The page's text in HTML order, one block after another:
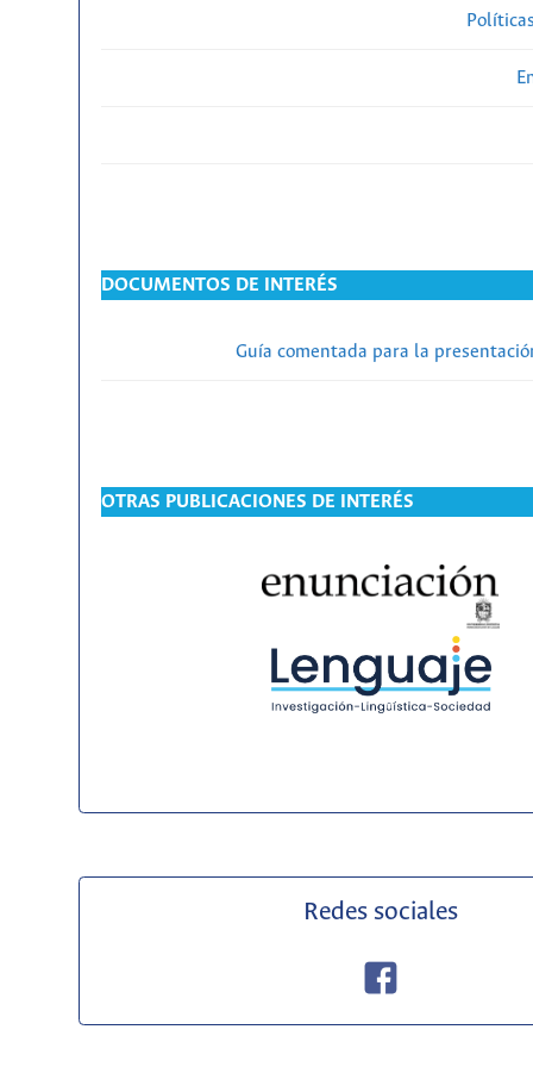
DOCUMENTOS DE INTERÉS
Guía comentada para la
OTRAS PUBLICACIONES DE INTERÉS
Redes sociales